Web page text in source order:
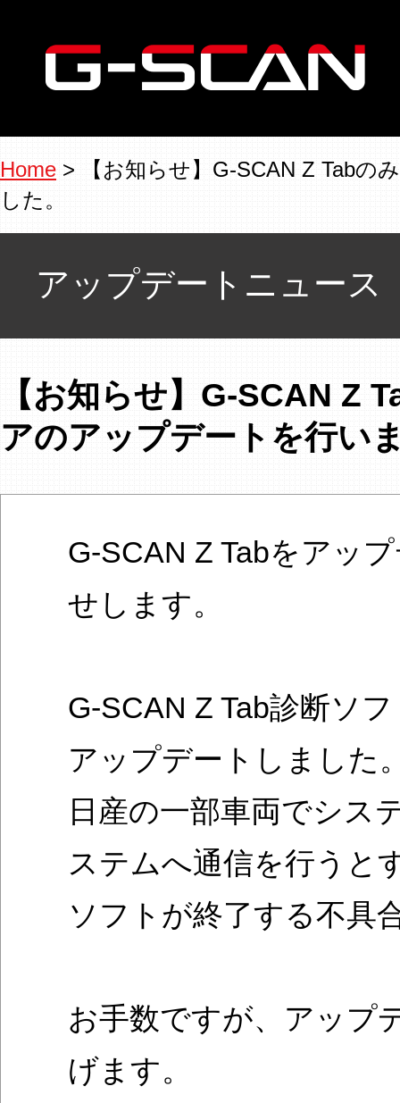
Home > 【お知らせ】G-SCAN Z Tabの
した。
アップデートニュース
【お知らせ】G-SCAN Z
アのアップデートを行い
G-SCAN Z Tabをアッ
せします。
G-SCAN Z Tab診断ソ
アップデートしました
日産の一部車両でシス
ステムへ通信を行うと
ソフトが終了する不具
お手数ですが、アップ
げます。